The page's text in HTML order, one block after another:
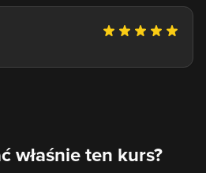
właśnie ten kurs?